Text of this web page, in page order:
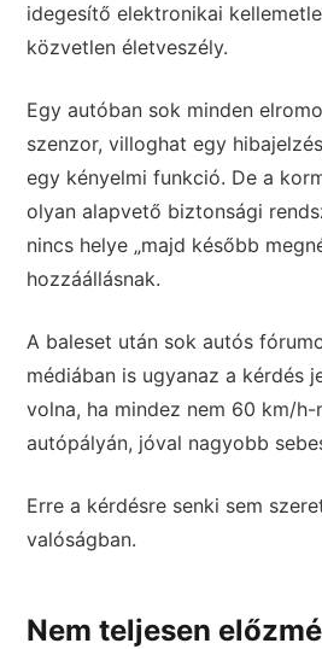
idegesítő elektronikai
közvetlen életveszély.
Egy autóban sok minden
szenzor, villoghat egy
egy kényelmi funkció. De a
olyan alapvető biztonsági
nincs helye „majd később
hozzáállásnak.
A baleset után sok autós
médiában is ugyanaz a kérdés
volna, ha mindez nem 60 km/h-
autópályán, jóval nagyobb
Erre a kérdésre senki sem
valóságban.
Nem teljesen